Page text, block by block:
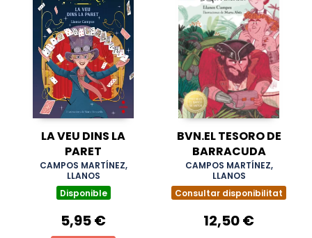
LA VEU DINS LA
PARET
CAMPOS MARTÍNEZ,
LLANOS
Disponible
5,95 €
BVN.EL TESORO DE
BARRACUDA
CAMPOS MARTÍNEZ,
LLANOS
Consultar disponibilitat
12,50 €